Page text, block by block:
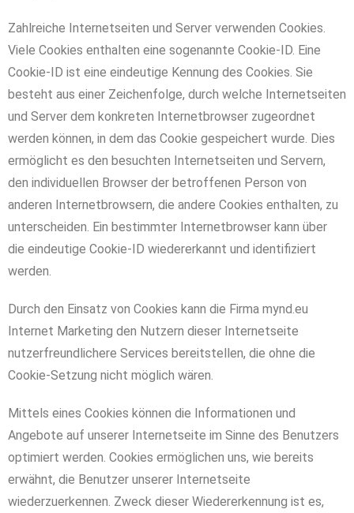
Zahlreiche Internetseiten und Server verwenden Cookies.
Viele Cookies enthalten eine sogenannte Cookie-ID. Eine
Cookie-ID ist eine eindeutige Kennung des Cookies. Sie
besteht aus einer Zeichenfolge, durch welche Internetseiten
und Server dem konkreten Internetbrowser zugeordnet
werden können, in dem das Cookie gespeichert wurde. Dies
ermöglicht es den besuchten Internetseiten und Servern,
den individuellen Browser der betroffenen Person von
anderen Internetbrowsern, die andere Cookies enthalten, zu
unterscheiden. Ein bestimmter Internetbrowser kann über
die eindeutige Cookie-ID wiedererkannt und identifiziert
werden.
Durch den Einsatz von Cookies kann die Firma mynd.eu
Internet Marketing den Nutzern dieser Internetseite
nutzerfreundlichere Services bereitstellen, die ohne die
Cookie-Setzung nicht möglich wären.
Mittels eines Cookies können die Informationen und
Angebote auf unserer Internetseite im Sinne des Benutzers
optimiert werden. Cookies ermöglichen uns, wie bereits
erwähnt, die Benutzer unserer Internetseite
wiederzuerkennen. Zweck dieser Wiedererkennung ist es,